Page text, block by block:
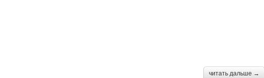
читать дальше →